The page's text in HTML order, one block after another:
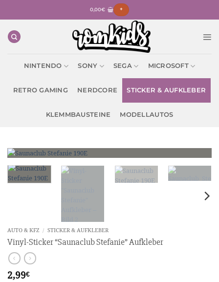
0,00€ +
NINTENDO SONY SEGA MICROSOFT
RETRO GAMING NERDCORE STICKER & AUFKLEBER
KLEMMBAUSTEINE MODELLAUTOS
AUTO & KFZ / STICKER & AUFKLEBER
Vinyl-Sticker “Saunaclub Stefanie” Aufkleber
2,99€